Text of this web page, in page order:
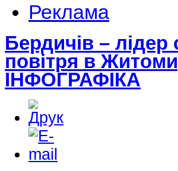
Реклама
Бердичів –
повітря в
ІНФОГРАФІКА